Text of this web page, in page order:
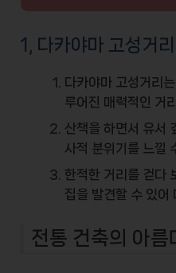
1, 다카야마 고성거
다카야마 고성거리
루어진 매력적인 거
산책을 하면서 유서
사적 분위기를 느낄
한적한 거리를 걷다
집을 발견할 수 있어
전통 건축의 아름